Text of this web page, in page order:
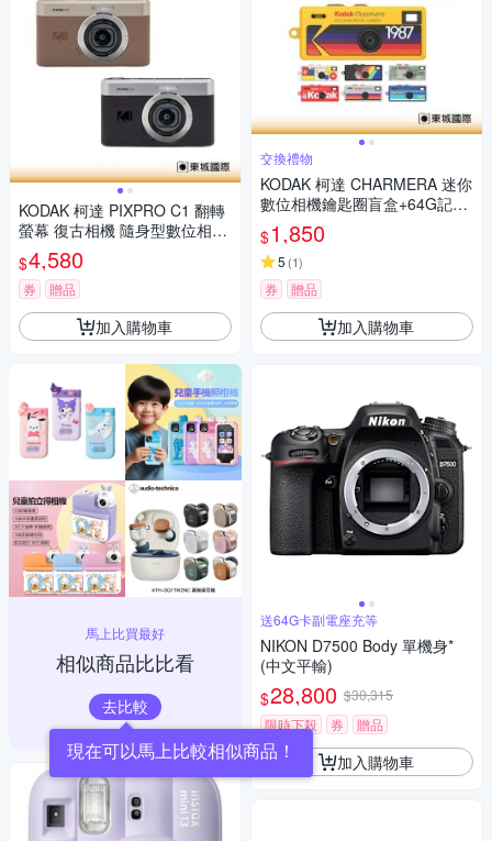
KODAK 柯達 PIXPRO C1 翻轉
螢幕 復古相機 隨身型數位相機
+ 32G記憶卡組
$4,580
券 贈品
加入購物車
馬上比買最好
相似商品比比看
去比較
交換禮物
KODAK 柯達 CHARMERA 迷你
數位相機鑰匙圈盲盒+64G記憶
卡組
$1,850
5 (1)
券 贈品
加入購物車
送64G卡副電座充等
NIKON D7500 Body 單機身*
(中文平輸)
$28,800 $30,315
限時下殺
券 贈品
加入購物車